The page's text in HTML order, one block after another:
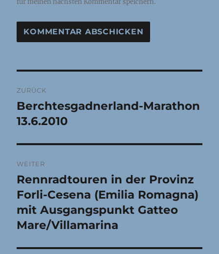
ZURÜCK
Vorheriger
Beitrag:
Berchtesgadnerland-Marathon
13.6.2010
WEITER
Nächster
Beitrag:
Rennradtouren in der Provinz
Forli-Cesena (Emilia Romagna)
mit Ausgangspunkt Gatteo
Mare/Villamarina